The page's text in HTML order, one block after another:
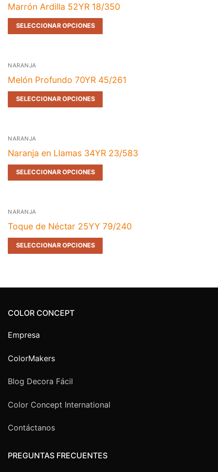
Marrón Ardilla 52YR 18/350
SELECCIONAR OPCIONES
NARANJA
Melón Profundo 70YR 45/261
SELECCIONAR OPCIONES
NARANJA
Naranja en Llamas 34YR 23/583
SELECCIONAR OPCIONES
NARANJA
Toque de Néctar 25YY 79/240
SELECCIONAR OPCIONES
COLOR CONCEPT
Empresa
ColorMakers
Blog Decora Fácil
Color Concept International
Contáctanos
PREGUNTAS FRECUENTES